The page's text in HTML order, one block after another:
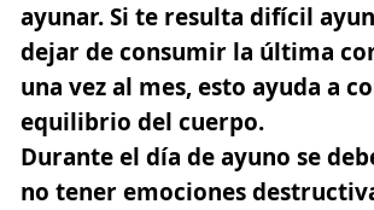
ayunar. Si te resulta difícil
dejar de consumir la última
una vez al mes, esto ayuda a
equilibrio del cuerpo.
Durante el día de ayuno se
no tener emociones